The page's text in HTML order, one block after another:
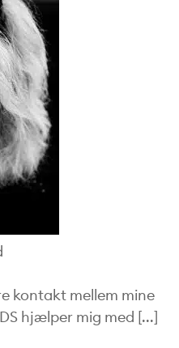
kontakt mellem mine
hjælper mig med [...]